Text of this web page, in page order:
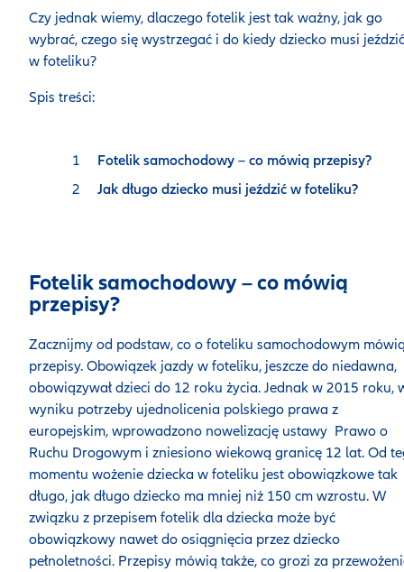
Czy jednak wiemy, dlaczego fotelik jest tak ważny, jak go
wybrać, czego się wystrzegać i do kiedy dziecko musi jeździć
w foteliku?
Spis treści:
Fotelik samochodowy – co mówią przepisy?
Jak długo dziecko musi jeździć w foteliku?
Fotelik samochodowy – co mówią
przepisy?
Zacznijmy od podstaw, co o foteliku samochodowym
przepisy. Obowiązek jazdy w foteliku, jeszcze do niedawna,
obowiązywał dzieci do 12 roku życia. Jednak w 2015 roku,
wyniku potrzeby ujednolicenia polskiego prawa z
europejskim, wprowadzono nowelizację ustawy Prawo o
Ruchu Drogowym i zniesiono wiekową granicę 12 lat. Od
momentu wożenie dziecka w foteliku jest obowiązkowe tak
długo, jak długo dziecko ma mniej niż 150 cm wzrostu. W
związku z przepisem fotelik dla dziecka może być
obowiązkowy nawet do osiągnięcia przez dziecko
pełnoletności. Przepisy mówią także, co grozi za